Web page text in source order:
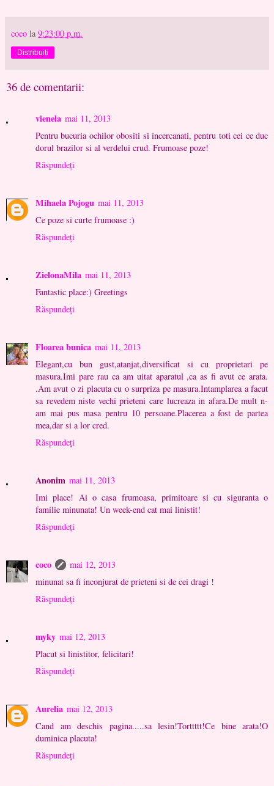
coco la 9:23:00 p.m.
Distribuiți
36 de comentarii:
vienela mai 11, 2013
Pentru bucuria ochilor obositi si incercanati, pentru toti cei ce duc
dorul brazilor si al verdelui crud. Frumoase poze!
Răspundeți
Mihaela Pojogu mai 11, 2013
Ce poze si curte frumoase :)
Răspundeți
ZielonaMila mai 11, 2013
Fantastic place:) Greetings
Răspundeți
Floarea bunica mai 11, 2013
Elegant,cu bun gust,atanjat,diversificat si cu proprietari pe
masura.Imi pare rau ca am uitat aparatul ,ca as fi avut ce arata.
.Am avut o zi placuta cu o surpriza pe masura.Intamplarea a facut
sa revedem niste vechi prieteni care lucreaza in afara.De mult n-
am mai pus masa pentru 10 persoane.Placerea a fost de partea
mea,dar si a lor cred.
Răspundeți
Anonim mai 11, 2013
Imi place! Ai o casa frumoasa, primitoare si cu siguranta o
familie minunata! Un week-end cat mai linistit!
Răspundeți
coco
mai 12, 2013
minunat sa fi inconjurat de prieteni si de cei dragi !
Răspundeți
myky mai 12, 2013
Placut si linistitor, felicitari!
Răspundeți
Aurelia mai 12, 2013
Cand am deschis pagina.....sa lesin!Torttttt!Ce bine arata!O
duminica placuta!
Răspundeți